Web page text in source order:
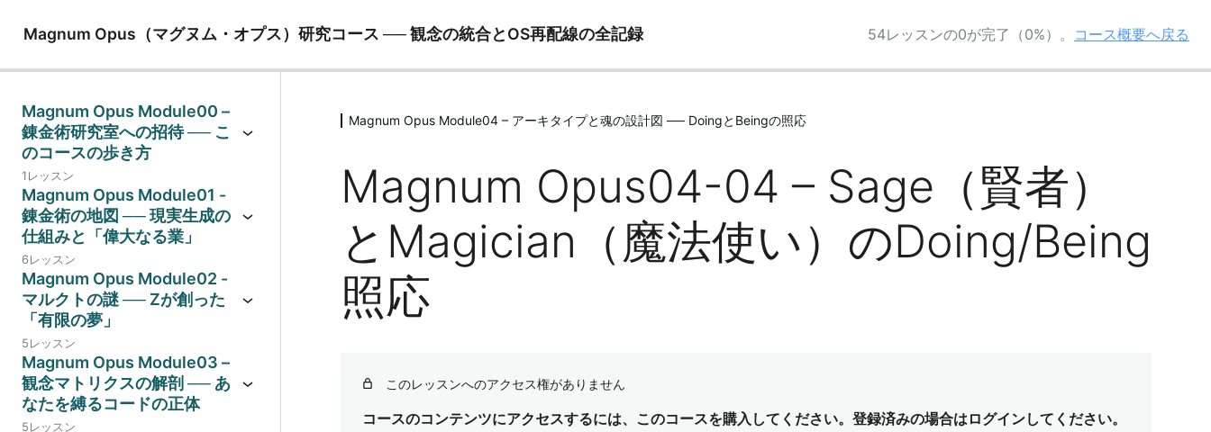
Magnum Opus（マグヌム・オプス）研究コース ── 観念の統合とOS再配線の全記録 54レッスンの0が完了（0%）。 コース概要へ戻る
Magnum Opus Module00 –
錬金術研究室への招待 ── こ
のコースの歩き方
1レッスン
Magnum Opus Module01 -
錬金術の地図 ── 現実生成の
仕組みと「偉大なる業」
6レッスン
Magnum Opus Module02 -
マルクトの謎 ── Zが創った
「有限の夢」
5レッスン
Magnum Opus Module03 –
観念マトリクスの解剖 ── あ
なたを縛るコードの正体
5レッスン
Magnum Opus Module04 – アーキタイプと魂の設計図 ── DoingとBeingの照応
Magnum Opus04-04 – Sage（賢者）
とMagician（魔法使い）のDoing/Being
照応
このレッスンへのアクセス権がありません
コースのコンテンツにアクセスするには、このコースを購入してください。登録済みの場合はログインしてください。